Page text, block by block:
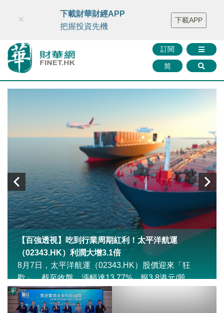
財華智庫網 FINTV FINMETA 財華證券 媒體矩陣
智庫沙龍
聯絡我們
訂閱
简
×
下載財華財經APP
把握投資先機
下載APP
【百強透視】吃到行業周期紅利！太平洋航運
（02343.HK）利潤大增3.1倍
8月7日，太平洋航運（02343.HK）股價迎來「狂
歡」，截至收盤，漲幅達13.77%，報3.8港元/股。